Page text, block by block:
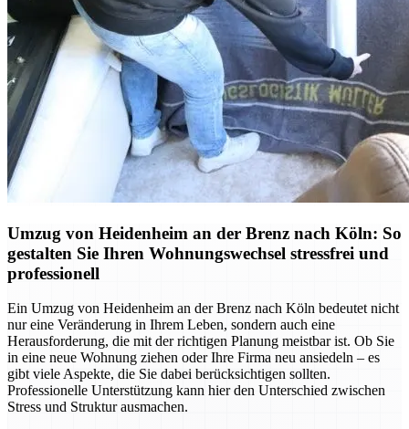
Umzug von Heidenheim an der Brenz nach Köln: So
gestalten Sie Ihren Wohnungswechsel stressfrei und
professionell
Ein Umzug von Heidenheim an der Brenz nach Köln bedeutet nicht
nur eine Veränderung in Ihrem Leben, sondern auch eine
Herausforderung, die mit der richtigen Planung meistbar ist. Ob Sie
in eine neue Wohnung ziehen oder Ihre Firma neu ansiedeln – es
gibt viele Aspekte, die Sie dabei berücksichtigen sollten.
Professionelle Unterstützung kann hier den Unterschied zwischen
Stress und Struktur ausmachen.